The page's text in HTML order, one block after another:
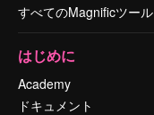
すべてのMagnificツール
はじめに
Academy
ドキュメント